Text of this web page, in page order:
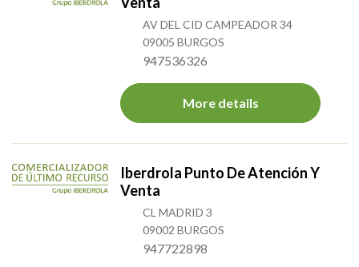
AV DEL CID CAMPEADOR 34
09005 BURGOS
947536326
More details
Iberdrola Punto De Atención Y
Venta
CL MADRID 3
09002 BURGOS
947722898